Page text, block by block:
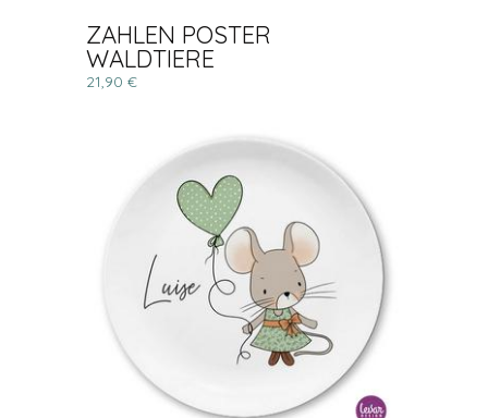
ZAHLEN POSTER
WALDTIERE
21,90 €